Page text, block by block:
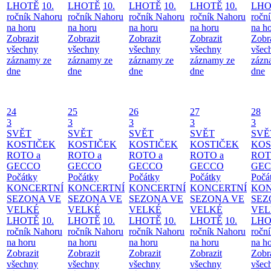
LHOTĚ 10.
ročník Nahoru
na horu
Zobrazit
všechny
záznamy ze
dne
LHOTĚ 10.
ročník Nahoru
na horu
Zobrazit
všechny
záznamy ze
dne
LHOTĚ 10.
ročník Nahoru
na horu
Zobrazit
všechny
záznamy ze
dne
LHOTĚ 10.
ročník Nahoru
na horu
Zobrazit
všechny
záznamy ze
dne
na
dne
24
3
SVĚT
KOSTIČEK
ROTO a
GECCO
Počátky
KONCERTNÍ
SEZONA VE
VELKÉ
LHOTĚ 10.
ročník Nahoru
na horu
Zobrazit
všechny
25
3
SVĚT
KOSTIČEK
ROTO a
GECCO
Počátky
KONCERTNÍ
SEZONA VE
VELKÉ
LHOTĚ 10.
ročník Nahoru
na horu
Zobrazit
všechny
26
3
SVĚT
KOSTIČEK
ROTO a
GECCO
Počátky
KONCERTNÍ
SEZONA VE
VELKÉ
LHOTĚ 10.
ročník Nahoru
na horu
Zobrazit
všechny
27
3
SVĚT
KOSTIČEK
ROTO a
GECCO
Počátky
KONCERTNÍ
SEZONA VE
VELKÉ
LHOTĚ 10.
ročník Nahoru
na horu
Zobrazit
všechny
28
3
na